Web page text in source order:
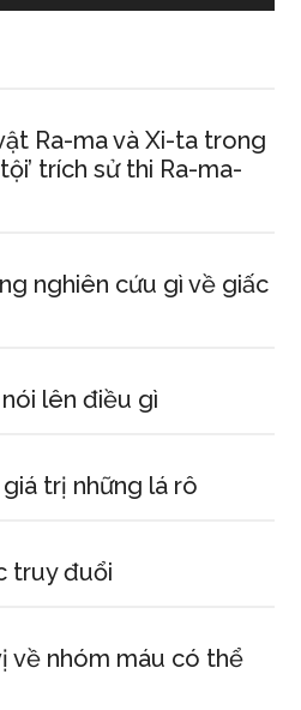
Ra-ma và Xi-ta trong
trích sử thi Ra-ma-
nghiên cứu gì về giấc
lên điều gì
trị những lá rô
truy đuổi
về nhóm máu có thể